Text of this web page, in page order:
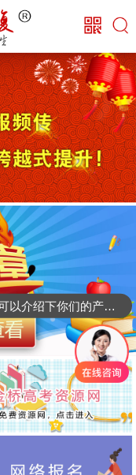
可以介绍下你们的产品么？